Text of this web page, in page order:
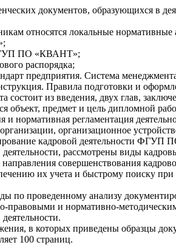
документов, образующихся в
относятся локальные
ПО «КВАНТ»;
распорядка;
предприятия. Система менеджмента
Правила подготовки и
состоит из введения, двух глав,
объект, предмет и цель дипломной
и нормативная регламентация
организации, организационное
кадровой деятельности
рассмотрены виды
совершенствования
их учета и быстрому поиску
по проведенному анализу
правовыми и нормативно-
в которых приведены образцы
100 страниц.